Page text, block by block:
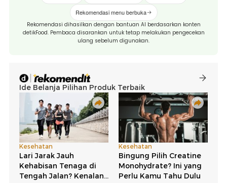
Rekomendasi menu berbuka
Rekomendasi dihasilkan dengan bantuan AI berdasarkan konten
detikFood. Pembaca disarankan untuk tetap melakukan pengecekan
ulang sebelum digunakan.